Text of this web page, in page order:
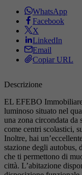
WhatsApp
Facebook
X
LinkedIn
Email
Copiar URL
Descrizione
EL EFEBO
luminoso situato nel
una zona circondata
come centri scolastici,
Inoltre, hai
stazione degli autobus,
che ti permettono di
città. L’abitazione